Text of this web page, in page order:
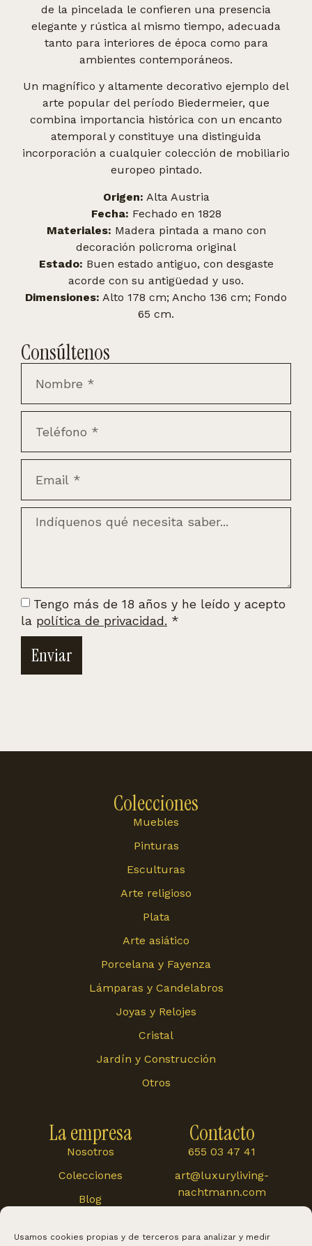
Usamos cookies propias y de terceros para analizar y medir
de la pincelada le confieren una presencia
elegante y rústica al mismo tiempo, adecuada
tanto para interiores de época como para
ambientes contemporáneos.
Un magnífico y altamente decorativo ejemplo del
arte popular del período Biedermeier, que
combina importancia histórica con un encanto
atemporal y constituye una distinguida
incorporación a cualquier colección de mobiliario
europeo pintado.
Origen: Alta Austria
Fecha: Fechado en 1828
Materiales: Madera pintada a mano con
decoración policroma original
Estado: Buen estado antiguo, con desgaste
acorde con su antigüedad y uso.
Dimensiones: Alto 178 cm; Ancho 136 cm; Fondo
65 cm.
Consúltenos
Tengo más de 18 años y he leído y acepto
la política de privacidad. *
Enviar
La empresa
Nosotros
Colecciones
Blog
Contacto
655 03 47 41
art@luxuryliving-
nachtmann.com
Cártama 48, 29120,
Colecciones
Muebles
Pinturas
Esculturas
Arte religioso
Plata
Arte asiático
Porcelana y Fayenza
Lámparas y Candelabros
Joyas y Relojes
Cristal
Jardín y Construcción
Otros